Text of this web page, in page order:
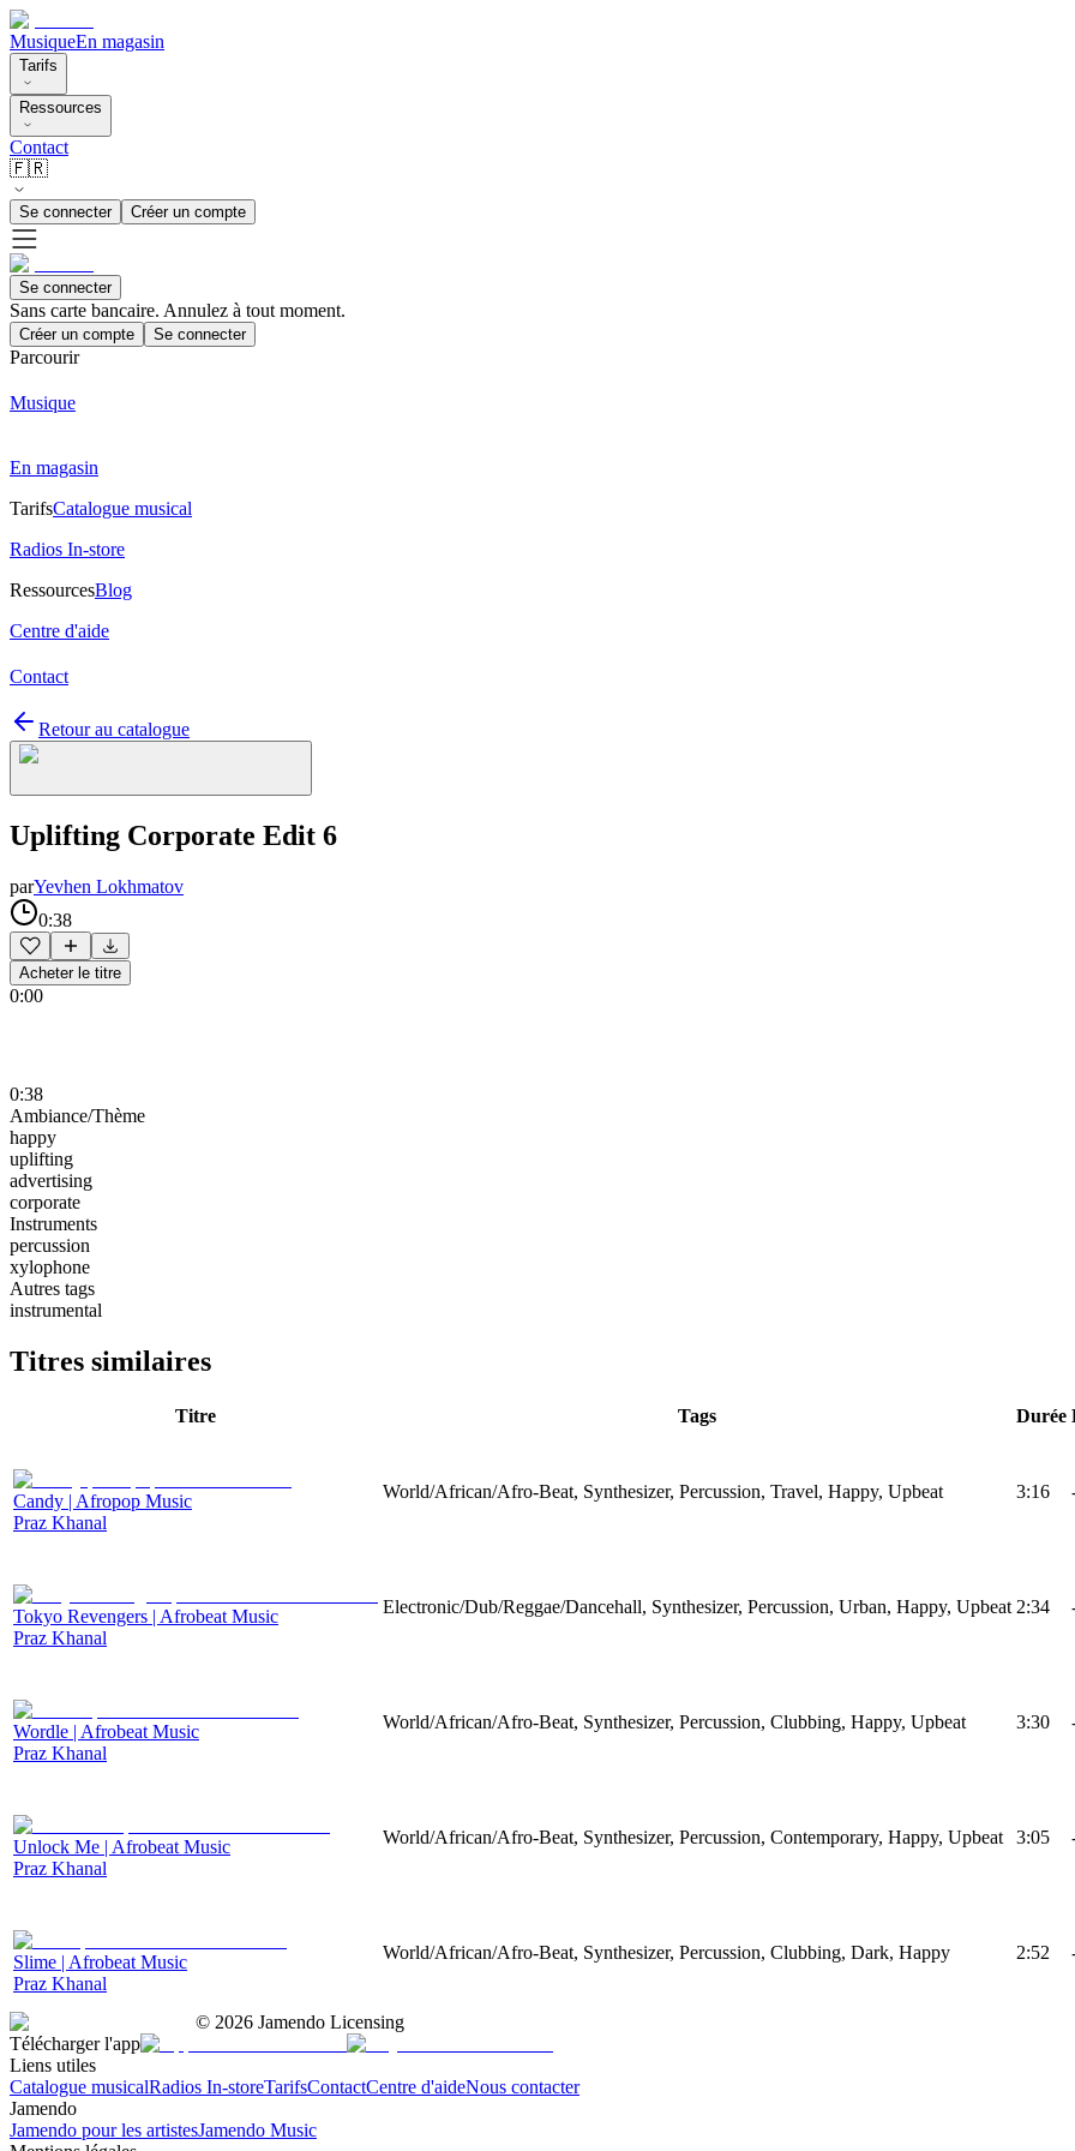
MusiqueEn magasin
Tarifs
Ressources
Contact
🇫🇷
Se connecter Créer un compte
Se connecter
Sans carte bancaire. Annulez à tout moment.
Créer un compte Se connecter
Parcourir
Musique
En magasin
TarifsCatalogue musical
Radios In-store
RessourcesBlog
Centre d'aide
Contact
Retour au catalogue
Uplifting Corporate Edit 6
parYevhen Lokhmatov
0:38
Acheter le titre
0:00
0:38
Ambiance/Thème
happy
uplifting
advertising
corporate
Instruments
percussion
xylophone
Autres tags
instrumental
Titres similaires
Titre Tags Durée
Candy | Afropop Music
Praz Khanal
World/African/Afro-Beat, Synthesizer, Percussion, Travel, Happy, Upbeat 3:16
Tokyo Revengers | Afrobeat Music
Praz Khanal
Electronic/Dub/Reggae/Dancehall, Synthesizer, Percussion, Urban, Happy, Upbeat 2:34
Wordle | Afrobeat Music
Praz Khanal
World/African/Afro-Beat, Synthesizer, Percussion, Clubbing, Happy, Upbeat 3:30
Unlock Me | Afrobeat Music
Praz Khanal
World/African/Afro-Beat, Synthesizer, Percussion, Contemporary, Happy, Upbeat 3:05
Slime | Afrobeat Music
Praz Khanal
World/African/Afro-Beat, Synthesizer, Percussion, Clubbing, Dark, Happy 2:52
© 2026 Jamendo Licensing
Télécharger l'app
Liens utiles
Catalogue musicalRadios In-storeTarifsContactCentre d'aideNous contacter
Jamendo
Jamendo pour les artistesJamendo Music